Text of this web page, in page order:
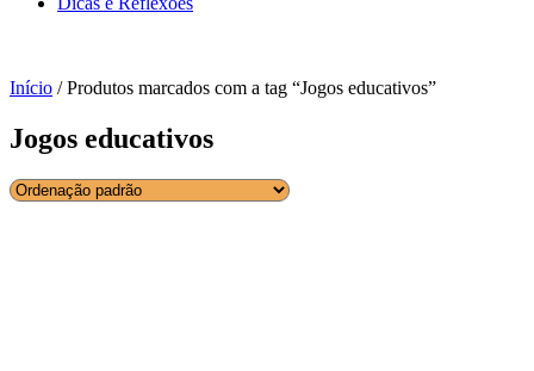
Início / Produtos marcados com a tag “Jogos educativos”
Jogos educativos